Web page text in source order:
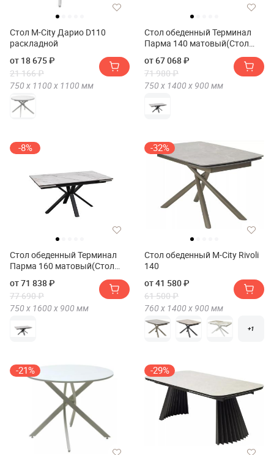
Стол M-City Дарио D110
раскладной
от 18 675 ₽
21 166 ₽
750 х 1100 х 1100 мм
Стол обеденный Терминал
Парма 140 матовый(Стол
обеденный Терминал PARMA
140 матовый)
от 67 068 ₽
71 980 ₽
750 х 1400 х 900 мм
-8%
Стол обеденный Терминал
Парма 160 матовый(Стол
160 матовый)
от 71 838 ₽
77 690 ₽
750 х 1600 х 900 мм
-32%
Стол обеденный M-City Rivoli
140
от 41 580 ₽
61 500 ₽
760 х 1400 х 900 мм
+1
-21% -29%